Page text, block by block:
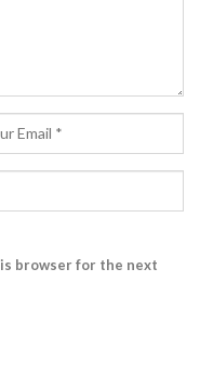
browser for the next